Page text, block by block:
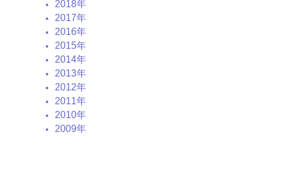
2018年
2017年
2016年
2015年
2014年
2013年
2012年
2011年
2010年
2009年